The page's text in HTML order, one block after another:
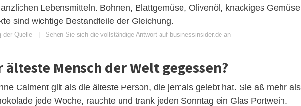
Lebensmitteln. Bohnen, Blattgemüse, Olivenöl, knackiges Gemüse
sind wichtige Bestandteile der Gleichung.
der Quelle Sehen Sie sich die vollständige Antwort auf businessinsider.de an
älteste Mensch der Welt gegessen?
Calment gilt als die älteste Person, die jemals gelebt hat. Sie aß mehr als
jede Woche, rauchte und trank jeden Sonntag ein Glas Portwein.